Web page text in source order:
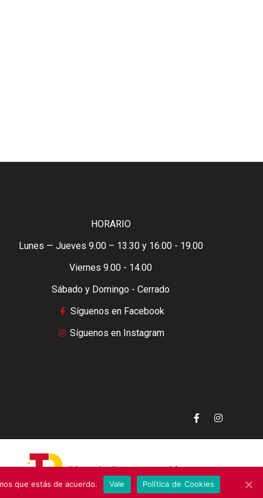
HORARIO
Lunes — Jueves 9.00 – 13.30 y 16.00 - 19.00
Viernes 9.00 - 14.00
Sábado y Domingo - Cerrado
Síguenos en Facebook
Síguenos en Instagram
que estás de acuerdo. Vale Política de Cookies